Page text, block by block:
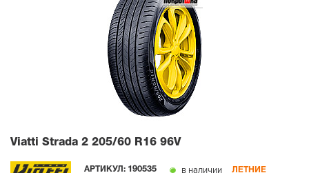
Viatti Strada 2 205/60 R16 96V
АРТИКУЛ: 190535 в наличии ЛЕТНИЕ